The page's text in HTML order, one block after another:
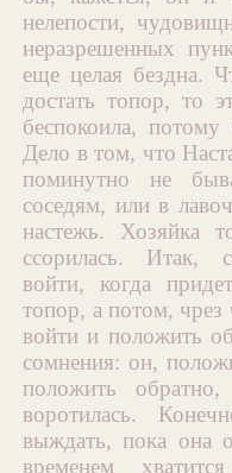
нелепости,
неразрешенных
еще целая бездна.
достать топор, то
беспокоила,
Дело в том, что
поминутно не
соседям, или в
настежь. Хозяйка
ссорилась. Итак,
войти, когда
топор, а потом, чрез
войти и положить
сомнения: он,
положить
воротилась.
выждать, пока она
временем